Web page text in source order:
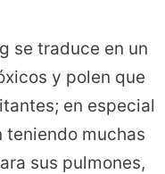
se traduce en un
y polen que
en especial
teniendo muchas
sus pulmones,